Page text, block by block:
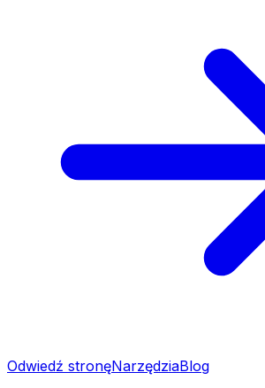
Odwiedź stronęNarzędziaBlog